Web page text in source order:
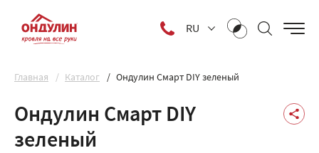
RU
Главная Каталог Ондулин Смарт DIY зеленый
Ондулин Смарт DIY
зеленый